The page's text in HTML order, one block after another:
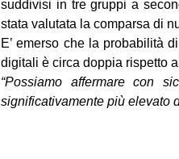
suddivisi in tre gruppi a
stata valutata la comparsa di
E’ emerso che la probabilità
digitali è circa doppia rispetto
“Possiamo affermare con
significativamente più elevato